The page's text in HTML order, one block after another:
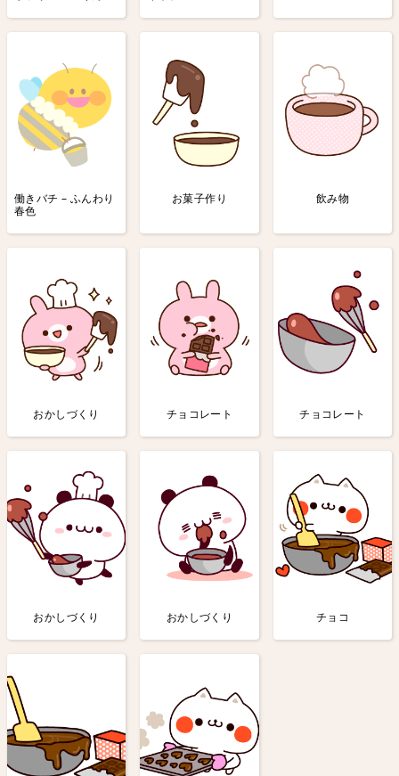
働きバチ – ふんわり
春色
お菓子作り 飲み物
おかしづくり チョコレート チョコレート
おかしづくり おかしづくり チョコ